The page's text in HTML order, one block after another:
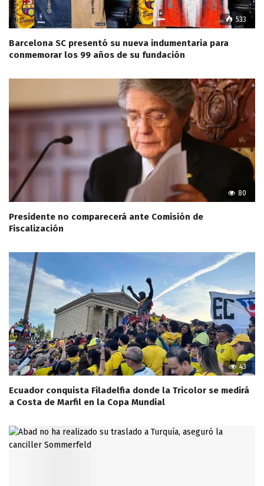
533
Barcelona SC presentó su nueva indumentaria para
conmemorar los 99 años de su fundación
80
Presidente no comparecerá ante Comisión de
Fiscalización
43
Ecuador conquista Filadelfia donde la Tricolor se medirá
a Costa de Marfil en la Copa Mundial